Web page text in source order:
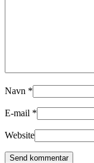
Navn *
E-mail *
Website